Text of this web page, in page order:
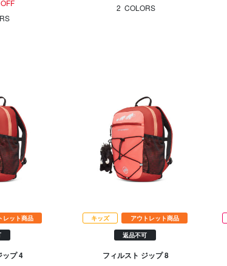
2 COLORS
レット商品
ップ 4
キッズ アウトレット商品
返品不可
フィルスト ジップ 8